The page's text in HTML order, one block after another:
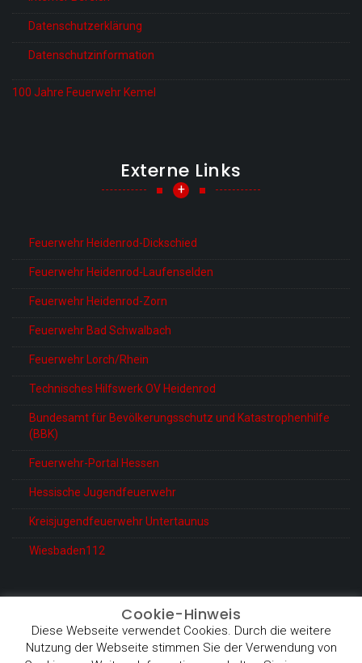
Datenschutzerklärung
Datenschutzinformation
100 Jahre Feuerwehr Kemel
Externe Links
+
Feuerwehr Heidenrod-Dickschied
Feuerwehr Heidenrod-Laufenselden
Feuerwehr Heidenrod-Zorn
Feuerwehr Bad Schwalbach
Feuerwehr Lorch/Rhein
Technisches Hilfswerk OV Heidenrod
Bundesamt für Bevölkerungsschutz und Katastrophenhilfe
(BBK)
Feuerwehr-Portal Hessen
Hessische Jugendfeuerwehr
Kreisjugendfeuerwehr Untertaunus
Wiesbaden112
© Feuerwehr Heidenrod-Kemel
Proudly powered by WordPress
Theme: BetterHealth by
Cookie-Hinweis
Diese Webseite verwendet Cookies. Durch die weitere
Nutzung der Webseite stimmen Sie der Verwendung von